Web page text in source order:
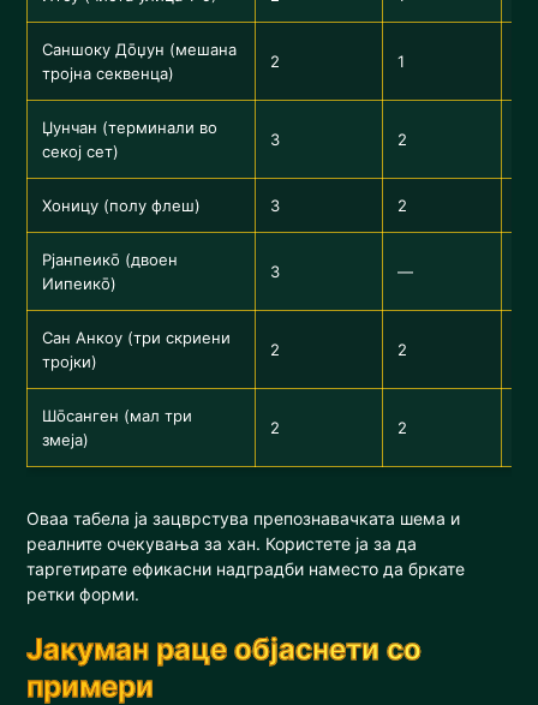
Саншоку Дōџун (мешана
тројна секвенца)
2 1
Џунчан (терминали во
секој сет)
3 2
Хоницу (полу флеш) 3 2
Рјанпеикō (двоен
Иипеикō)
3 —
Сан Анкоу (три скриени
тројки)
2 2
Шōсанген (мал три
змеја)
2 2
Оваа табела ја зацврстува препознавачката шема и
реалните очекувања за хан. Користете ја за да
таргетирате ефикасни надградби наместо да бркате
ретки форми.
Јакуман раце објаснети со
примери